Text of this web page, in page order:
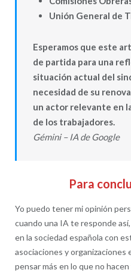
Unión General de
Esperamos que este
de partida para una
situación actual del
necesidad de su
un actor relevante en
de los trabajadores.
Gémini – IA de Google
Para
Yo puedo tener mi opinión
cuando una IA te responde
en la sociedad española con
asociaciones y organizaciones
pensar más en lo que no